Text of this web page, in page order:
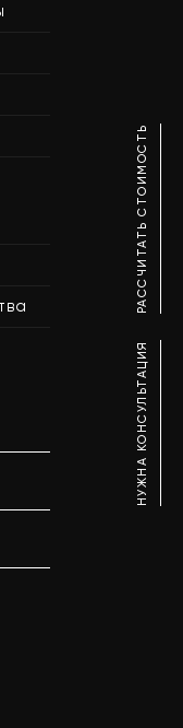
НУЖНА КОНСУЛЬТАЦИЯ
РАССЧИТАТЬ СТОИМОСТЬ